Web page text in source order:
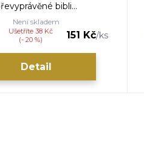
bibli...
Ušetříte 38 Kč
(- 20 %)
151 Kč/ks
Není skladem
Detail